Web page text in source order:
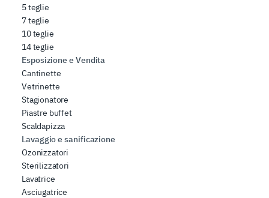
5 teglie
7 teglie
10 teglie
14 teglie
Esposizione e Vendita
Cantinette
Vetrinette
Stagionatore
Piastre buffet
Scaldapizza
Lavaggio e sanificazione
Ozonizzatori
Sterilizzatori
Lavatrice
Asciugatrice